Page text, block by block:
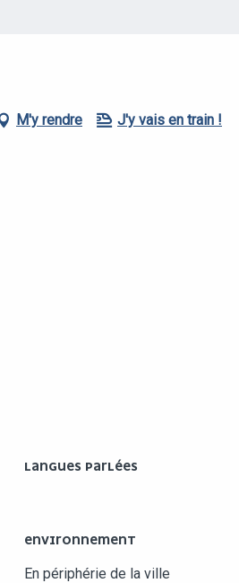
M'y rendre J'y vais en train !
LANGUES PARLÉES
LANGUES PARLÉES
ENVIRONNEMENT
ENVIRONNEMENT
En périphérie de la ville